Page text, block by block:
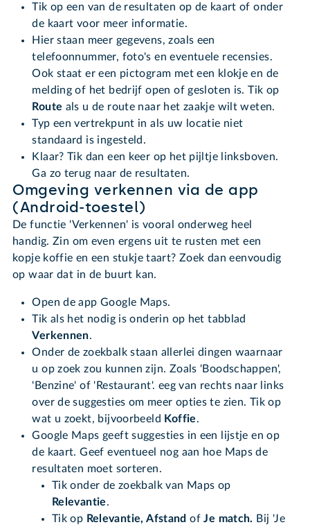
Tik op een van de resultaten op de kaart of onder
de kaart voor meer informatie.
Hier staan meer gegevens, zoals een
telefoonnummer, foto's en eventuele recensies.
Ook staat er een pictogram met een klokje en de
melding of het bedrijf open of gesloten is. Tik op
Route als u de route naar het zaakje wilt weten.
Typ een vertrekpunt in als uw locatie niet
standaard is ingesteld.
Klaar? Tik dan een keer op het pijltje linksboven.
Ga zo terug naar de resultaten.
Omgeving verkennen via de app
(Android-toestel)
De functie 'Verkennen' is vooral onderweg heel
handig. Zin om even ergens uit te rusten met een
kopje koffie en een stukje taart? Zoek dan eenvoudig
op waar dat in de buurt kan.
Open de app Google Maps.
Tik als het nodig is onderin op het tabblad
Verkennen.
Onder de zoekbalk staan allerlei dingen waarnaar
u op zoek zou kunnen zijn. Zoals 'Boodschappen',
'Benzine' of 'Restaurant'. eeg van rechts naar links
over de suggesties om meer opties te zien. Tik op
wat u zoekt, bijvoorbeeld Koffie.
Google Maps geeft suggesties in een lijstje en op
de kaart. Geef eventueel nog aan hoe Maps de
resultaten moet sorteren.
Tik onder de zoekbalk van Maps op
Relevantie.
Tik op Relevantie, AfstandofJe match. Bij 'Je